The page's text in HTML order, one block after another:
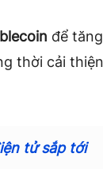
để tăng
thời cải
tử sắp tới